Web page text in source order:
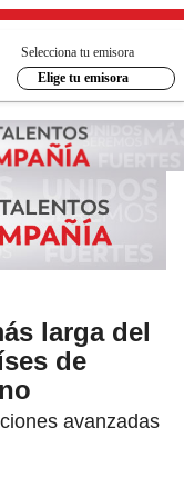
Selecciona tu emisora
Elige tu emisora
larga del
de
avanzadas